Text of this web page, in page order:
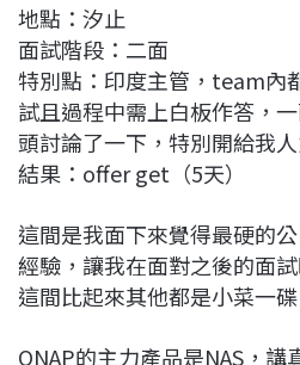
地點：汐止
面試階段：二面
特別點：印度主管，team內
試且過程中需上白板作答，
頭討論了一下，特別開給我
結果：offer get（5天）
這間是我面下來覺得最硬的
經驗，讓我在面對之後的面
這間比起來其他都是小菜一碟
QNAP的主力產品是NAS，講